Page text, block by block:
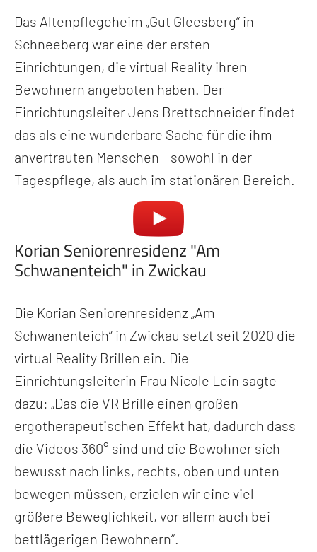
Das Altenpflegeheim „Gut Gleesberg“ in
Schneeberg war eine der ersten
Einrichtungen, die virtual Reality ihren
Bewohnern angeboten haben. Der
Einrichtungsleiter Jens Brettschneider findet
das als eine wunderbare Sache für die ihm
anvertrauten Menschen - sowohl in der
Tagespflege, als auch im stationären Bereich.
Korian Seniorenresidenz "Am
Schwanenteich" in Zwickau
Die Korian Seniorenresidenz „Am
Schwanenteich“ in Zwickau setzt seit 2020 die
virtual Reality Brillen ein. Die
Einrichtungsleiterin Frau Nicole Lein sagte
dazu: „Das die VR Brille einen großen
ergotherapeutischen Effekt hat, dadurch dass
die Videos 360° sind und die Bewohner sich
bewusst nach links, rechts, oben und unten
bewegen müssen, erzielen wir eine viel
größere Beweglichkeit, vor allem auch bei
bettlägerigen Bewohnern“.